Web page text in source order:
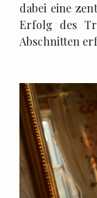
dabei eine
Erfolg des
Abschnitten